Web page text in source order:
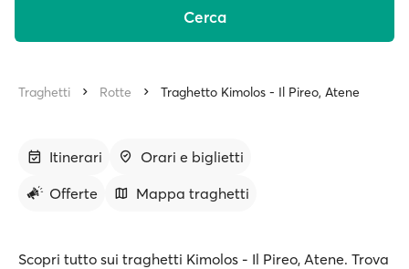
Cerca
Traghetti Rotte Traghetto Kimolos - Il Pireo, Atene
Itinerari
Orari e biglietti
Offerte
Mappa traghetti
Scopri tutto sui traghetti Kimolos - Il Pireo, Atene. Trova